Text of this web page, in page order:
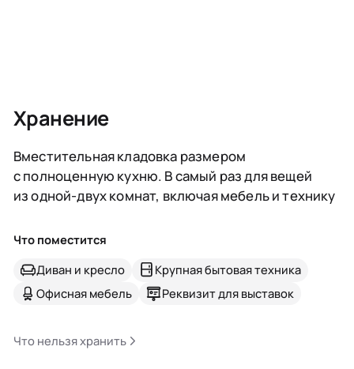
Хранение
Вместительная кладовка размером
с полноценную кухню. В самый раз для вещей
из одной-двух комнат, включая мебель и технику
Что поместится
Диван и кресло
Крупная бытовая техника
Офисная мебель
Реквизит для выставок
Что нельзя хранить